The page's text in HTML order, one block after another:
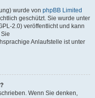
wurde von phpBB Limited
geschützt. Sie wurde unter
2.0) veröffentlicht und kann
Anlaufstelle ist unter
Wenn Sie denken,